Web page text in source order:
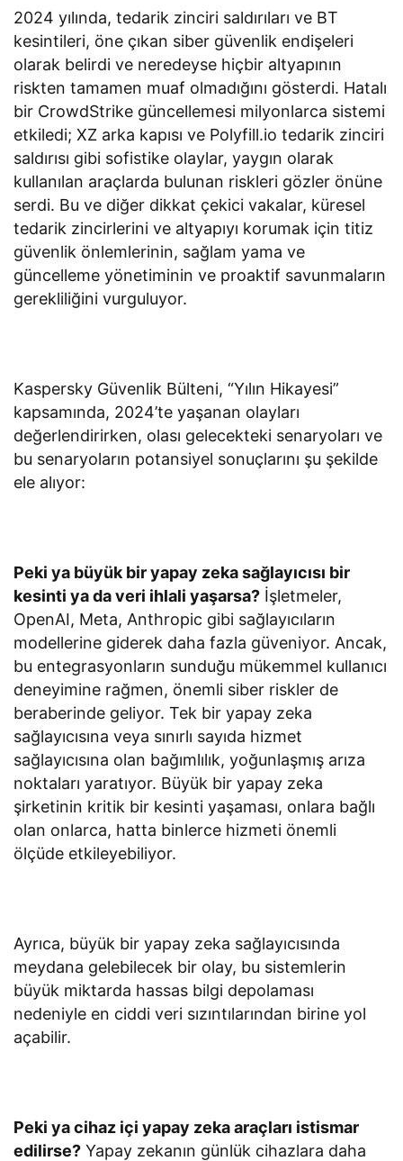
2024 yılında, tedarik zinciri saldırıları ve BT
kesintileri, öne çıkan siber güvenlik endişeleri
olarak belirdi ve neredeyse hiçbir altyapının
riskten tamamen muaf olmadığını gösterdi. Hatalı
bir CrowdStrike güncellemesi milyonlarca sistemi
etkiledi; XZ arka kapısı ve Polyfill.io tedarik zinciri
saldırısı gibi sofistike olaylar, yaygın olarak
kullanılan araçlarda bulunan riskleri gözler önüne
serdi. Bu ve diğer dikkat çekici vakalar, küresel
tedarik zincirlerini ve altyapıyı korumak için titiz
güvenlik önlemlerinin, sağlam yama ve
güncelleme yönetiminin ve proaktif savunmaların
gerekliliğini vurguluyor.
Kaspersky Güvenlik Bülteni, “Yılın Hikayesi”
kapsamında, 2024’te yaşanan olayları
değerlendirirken, olası gelecekteki senaryoları ve
bu senaryoların potansiyel sonuçlarını şu şekilde
ele alıyor:
Peki ya büyük bir yapay zeka sağlayıcısı bir
kesinti ya da veri ihlali yaşarsa? İşletmeler,
OpenAI, Meta, Anthropic gibi sağlayıcıların
modellerine giderek daha fazla güveniyor. Ancak,
bu entegrasyonların sunduğu mükemmel kullanıcı
deneyimine rağmen, önemli siber riskler de
beraberinde geliyor. Tek bir yapay zeka
sağlayıcısına veya sınırlı sayıda hizmet
sağlayıcısına olan bağımlılık, yoğunlaşmış arıza
noktaları yaratıyor. Büyük bir yapay zeka
şirketinin kritik bir kesinti yaşaması, onlara bağlı
olan onlarca, hatta binlerce hizmeti önemli
ölçüde etkileyebiliyor.
Ayrıca, büyük bir yapay zeka sağlayıcısında
meydana gelebilecek bir olay, bu sistemlerin
büyük miktarda hassas bilgi depolaması
nedeniyle en ciddi veri sızıntılarından birine yol
açabilir.
Peki ya cihaz içi yapay zeka araçları istismar
edilirse? Yapay zekanın günlük cihazlara daha